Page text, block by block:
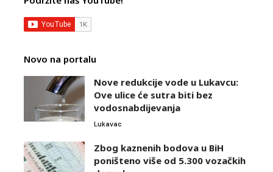
Novo na portalu
Nove redukcije vode u Lukavcu:
Ove ulice će sutra biti bez
vodosnabdijevanja
Lukavac
Zbog kaznenih bodova u BiH
poništeno više od 5.300 vozačkih